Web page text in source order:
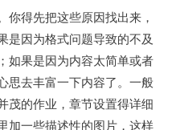
你得先把这些原因找出来，
是因为格式问题导致的不及
如果是因为内容太简单或者
思去丰富一下内容了。一般
茂的作业，章节设置得详细
加一些描述性的图片，这样